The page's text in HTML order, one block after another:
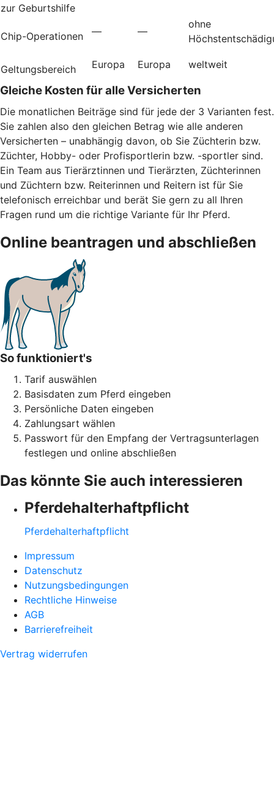
zur Geburtshilfe
Chip-Operationen — —
ohne
Geltungsbereich Europa Europa weltweit
Gleiche Kosten für alle Versicherten
Die monatlichen Beiträge sind für jede der 3 Varianten fest.
Sie zahlen also den gleichen Betrag wie alle anderen
Versicherten – unabhängig davon, ob Sie Züchterin bzw.
Züchter, Hobby- oder Profisportlerin bzw. -sportler sind.
Ein Team aus Tierärztinnen und Tierärzten, Züchterinnen
und Züchtern bzw. Reiterinnen und Reitern ist für Sie
telefonisch erreichbar und berät Sie gern zu all Ihren
Fragen rund um die richtige Variante für Ihr Pferd.
Online beantragen und abschließen
So funktioniert's
Tarif auswählen
Basisdaten zum Pferd eingeben
Persönliche Daten eingeben
Zahlungsart wählen
Passwort für den Empfang der Vertragsunterlagen
festlegen und online abschließen
Das könnte Sie auch interessieren
Pferdehalter­haftpflicht
Pferdehalter­haftpflicht
Impressum
Datenschutz
Nutzungsbedingungen
Rechtliche Hinweise
AGB
Barrierefreiheit
Vertrag widerrufen